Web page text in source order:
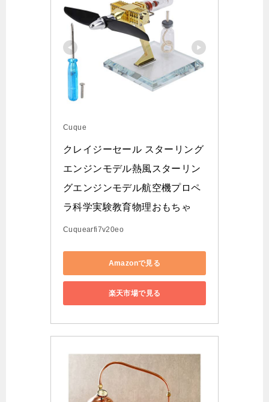
Cuque
クレイジーセール スターリング
エンジンモデル熱風スターリン
グエンジンモデル航空機プロペ
ラ科学実験教育物理おもちゃ
Cuquearfi7v20eo
Amazonで見る
楽天市場で見る